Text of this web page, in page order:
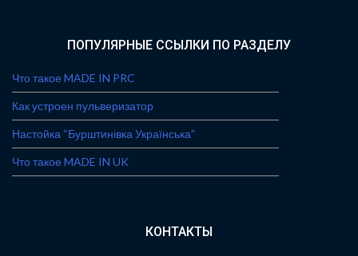
ПОПУЛЯРНЫЕ ССЫЛКИ ПО РАЗДЕЛУ
Что такое MADE IN PRC
Как устроен пульверизатор
Настойка “Бурштинівка Українська”
Что такое MADE IN UK
КОНТАКТЫ